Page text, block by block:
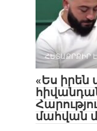
ՀԵՏԱՔՐՔԻՐ Է
«Ես իրեն
մահվան